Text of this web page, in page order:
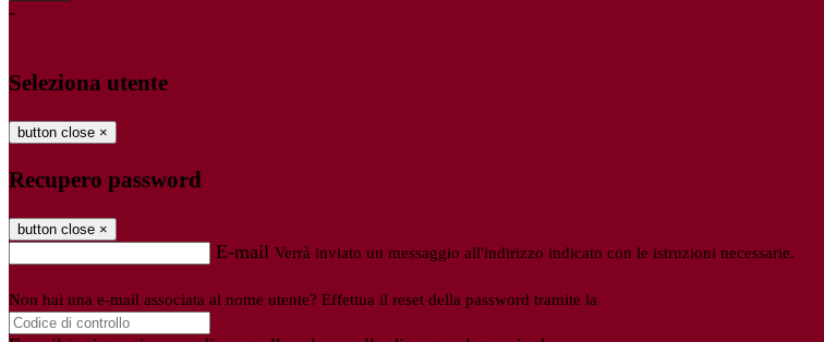
-
Seleziona utente
button close ×
Recupero password
button close ×
E-mail Verrà inviato un messaggio all'indirizzo indicato con le istruzioni necessarie.
Non hai una e-mail associata al nome utente? Effettua il reset della password tramite la